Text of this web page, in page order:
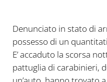
Denunciato in stato di
possesso di un
E’ accaduto la scorsa
pattuglia di carabinieri,